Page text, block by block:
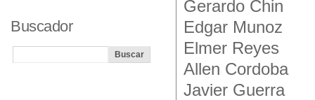
Gerardo Chin
Edgar Munoz
Elmer Reyes
Allen Cordoba
Javier Guerra
Buscador